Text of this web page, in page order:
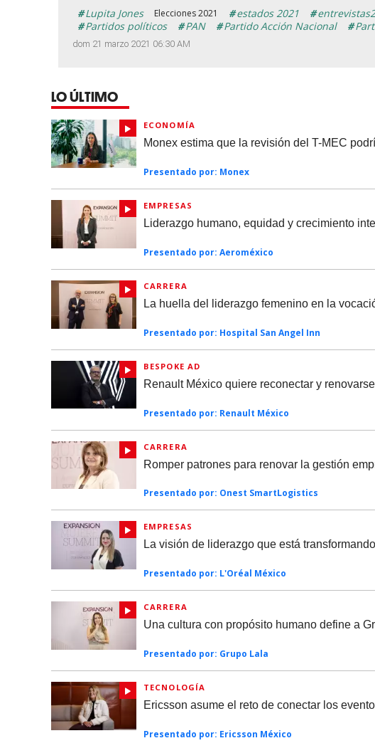
dom 21 marzo 2021 06:30 AM
Lupita Jones Elecciones 2021 estados 2021
Partidos políticos
PAN Partido Acción Nacional
LO ÚLTIMO
ECONOMÍA
Monex estima que la revisión del T-MEC
Presentado por: Monex
EMPRESAS
Liderazgo humano, equidad y crecimiento
Presentado por: Aeroméxico
CARRERA
La huella del liderazgo femenino en la
Presentado por: Hospital San Angel Inn
BESPOKE AD
Renault México quiere reconectar y
Presentado por: Renault México
CARRERA
Romper patrones para renovar la gestión
Presentado por: Onest SmartLogistics
EMPRESAS
La visión de liderazgo que está
Presentado por: L'Oréal México
CARRERA
Una cultura con propósito humano define a
Presentado por: Grupo Lala
TECNOLOGÍA
Ericsson asume el reto de conectar los
Presentado por: Ericsson México